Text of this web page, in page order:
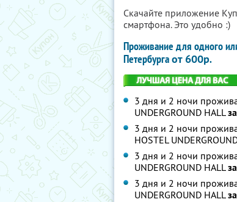
Скачайте приложение
смартфона. Это удобно :)
Проживание для одного
Петербургаот 600р.
3 дня и 2 ночи
UNDERGROUND HALL
3 дня и 2 ночи
HOSTEL
3 дня и 2 ночи
UNDERGROUND HALL
3 дня и 2 ночи
UNDERGROUND HALL